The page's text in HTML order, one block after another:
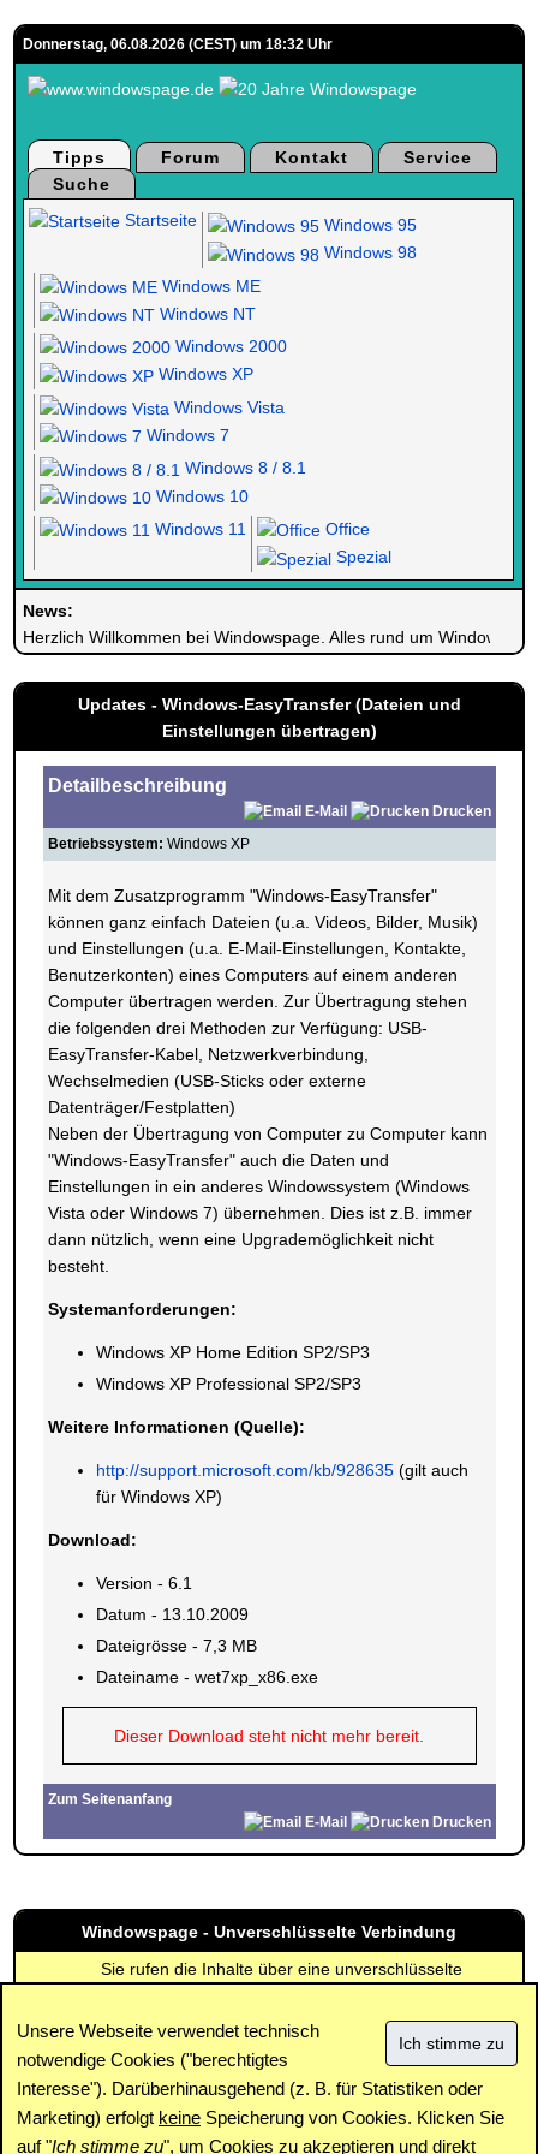
Donnerstag, 06.08.2026 (CEST) um 18:32 Uhr
Tipps Forum Kontakt
Service
Suche
Startseite
Windows 95
Windows 98
Windows ME
Windows NT
Windows 2000
Windows XP
Windows Vista
Windows 7
Windows 8 / 8.1
Windows 10
Windows 11
Office
Spezial
News:
Herzlich Willkommen bei Windowspage. Alles rund um Windows.
Updates - Windows-EasyTransfer (Dateien und
Einstellungen übertragen)
Detailbeschreibung
E-Mail
Drucken
Betriebssystem: Windows XP
Mit dem Zusatzprogramm "Windows-EasyTransfer"
können ganz einfach Dateien (u.a. Videos, Bilder, Musik)
und Einstellungen (u.a. E-Mail-Einstellungen, Kontakte,
Benutzerkonten) eines Computers auf einem anderen
Computer übertragen werden. Zur Übertragung stehen
die folgenden drei Methoden zur Verfügung: USB-
EasyTransfer-Kabel, Netzwerkverbindung,
Wechselmedien (USB-Sticks oder externe
Datenträger/Festplatten)
Neben der Übertragung von Computer zu Computer kann
"Windows-EasyTransfer" auch die Daten und
Einstellungen in ein anderes Windowssystem (Windows
Vista oder Windows 7) übernehmen. Dies ist z.B. immer
dann nützlich, wenn eine Upgrademöglichkeit nicht
besteht.
Systemanforderungen:
Windows XP Home Edition SP2/SP3
Windows XP Professional SP2/SP3
Weitere Informationen (Quelle):
http://support.microsoft.com/kb/928635(gilt auch
für Windows XP)
Download:
Version - 6.1
Datum - 13.10.2009
Dateigrösse - 7,3 MB
Dateiname - wet7xp_x86.exe
Dieser Download steht nicht mehr bereit.
Zum Seitenanfang
E-Mail
Drucken
Unsere Webseite verwendet technisch
notwendige Cookies ("berechtigtes
Interesse"). Darüberhinausgehend (z. B. für Statistiken oder
Marketing) erfolgt keine Speicherung von Cookies. Klicken Sie
auf "Ich stimme zu", um Cookies zu akzeptieren und direkt
Windowspage - Unverschlüsselte Verbindung
Sie rufen die Inhalte über eine unverschlüsselte
verschlüsselte Verbindung (SSL) abgerufen werden:
https://www.windowspage.de/updates/015226.html
Impressum | Kontakt | Datenschutz / Cookies |
SPAM /
Abuse
| Newsletter | Forum